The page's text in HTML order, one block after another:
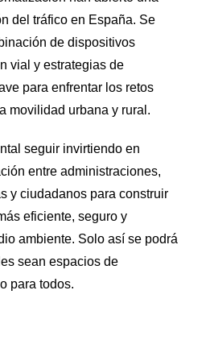
del tráfico en España. Se
de dispositivos
vial y estrategias de
para enfrentar los retos
movilidad urbana y rural.
seguir invirtiendo en
entre administraciones,
y ciudadanos para construir
eficiente, seguro y
ambiente. Solo así se podrá
sean espacios de
para todos.